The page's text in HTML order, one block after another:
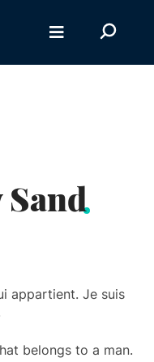
sur
site
Sand
appartient. Je suis
belongs to a man.